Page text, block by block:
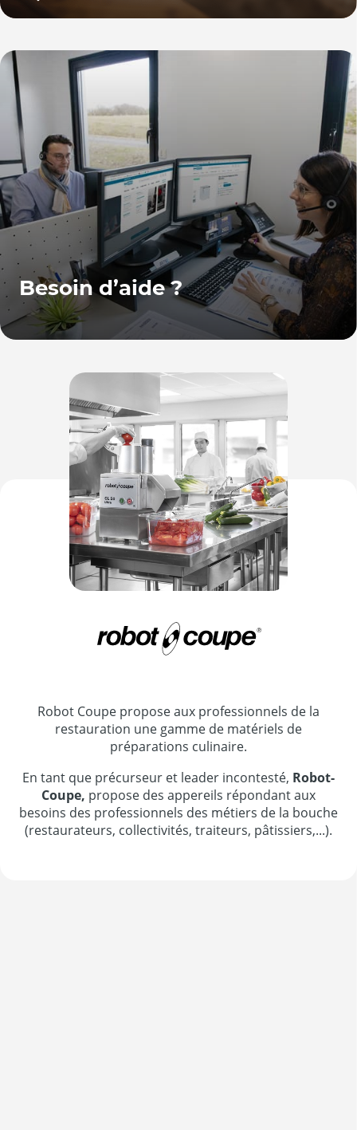
Besoin d’aide ?
Robot Coupe propose aux professionnels de la
restauration une gamme de matériels de
préparations culinaire.
En tant que précurseur et leader incontesté, Robot-
Coupe, propose des appereils répondant aux
besoins des professionnels des métiers de la bouche
(restaurateurs, collectivités, traiteurs, pâtissiers,...).